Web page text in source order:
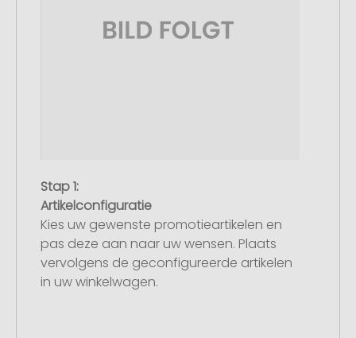
Stap 1:
Artikelconfiguratie
Kies uw gewenste promotieartikelen en
pas deze aan naar uw wensen. Plaats
vervolgens de geconfigureerde artikelen
in uw winkelwagen.